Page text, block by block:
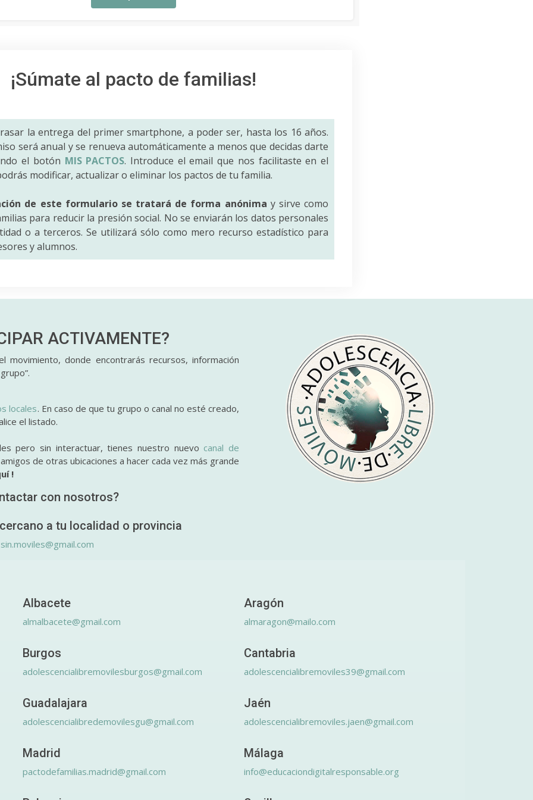
¡Súmate al pacto de familias!
la entrega del primer smartphone, a poder ser, hasta los 16 años.
será anual y se renueva automáticamente a menos que decidas darte
el botón MIS PACTOS. Introduce el email que nos facilitaste en el
modificar, actualizar o eliminar los pactos de tu familia.
de este formulario se tratará de forma anónima y sirve como
para reducir la presión social. No se enviarán los datos personales
o a terceros. Se utilizará sólo como mero recurso estadístico para
y alumnos.
ACTIVAMENTE?
donde encontrarás recursos, información
locales. En caso de que tu grupo o canal no esté creado,
el listado.
pero sin interactuar, tienes nuestro nuevo canal de
de otras ubicaciones a hacer cada vez más grande
!
con nosotros?
a tu localidad o provincia
Albacete
almalbacete@gmail.com
Aragón
almaragon@mailo.com
Burgos
adolescencialibremovilesburgos@gmail.com
Cantabria
adolescencialibremoviles39@gmail.com
Guadalajara
adolescencialibredemovilesgu@gmail.com
Jaén
adolescencialibremoviles.jaen@gmail.com
Madrid
pactodefamilias.madrid@gmail.com
Málaga
info@educaciondigitalresponsable.org